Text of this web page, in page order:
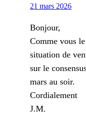
21 mars 2026
Bonjour,
Comme vous
situation de
sur le
mars au soir.
Cordialement
J.M.